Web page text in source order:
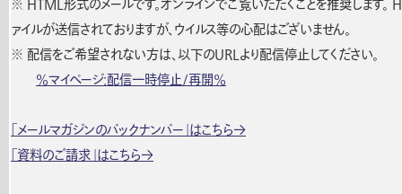
※ HTML形式のメールです。オンラインでご覧いただくことを推奨します。
ァイルが送信されておりますが、ウイルス等の心配はございません。
※ 配信をご希望されない方は、以下のURLより配信停止してください。
%マイページ:配信一時停止/再開%
「メールマガジンのバックナンバー」はこちら→
「資料のご請求」はこちら→